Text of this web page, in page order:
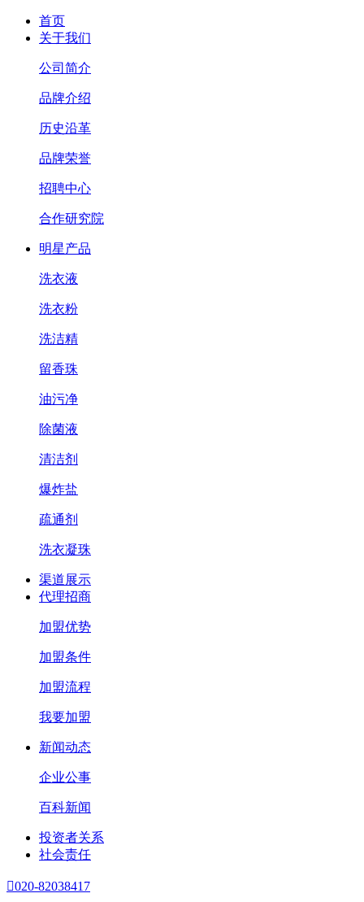
首页
关于我们
公司简介
品牌介绍
历史沿革
品牌荣誉
招聘中心
合作研究院
明星产品
洗衣液
洗衣粉
洗洁精
留香珠
油污净
除菌液
清洁剂
爆炸盐
疏通剂
洗衣凝珠
渠道展示
代理招商
加盟优势
加盟条件
加盟流程
我要加盟
新闻动态
企业公事
百科新闻
投资者关系
社会责任
020-82038417